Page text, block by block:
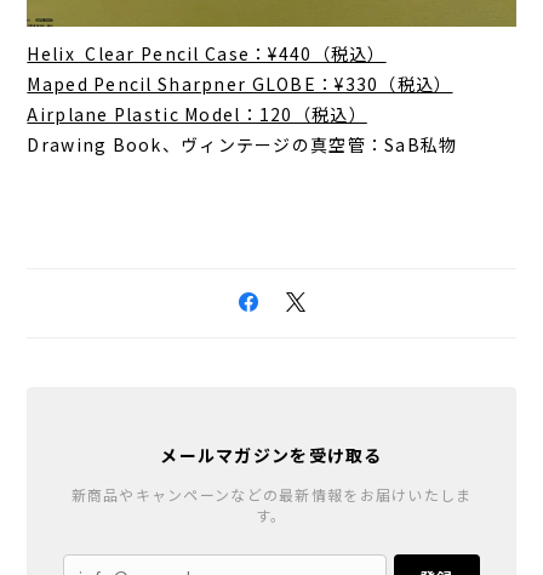
Helix Clear Pencil Case：¥440（税込）
Maped Pencil Sharpner GLOBE：¥330（税込）
Airplane Plastic Model：120（税込）
Drawing Book、ヴィンテージの真空管：SaB私物
メールマガジンを受け取る
新商品やキャンペーンなどの最新情報をお届けいたしま
す。